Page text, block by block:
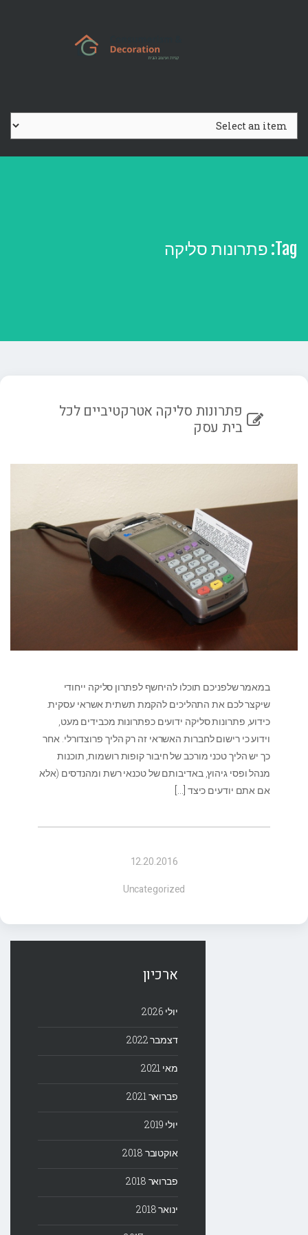
Tag: פתרונות סליקה
פתרונות סליקה אטרקטיביים לכל
בית עסק
במאמר שלפניכם תוכלו להיחשף לפתרון סליקה ייחודי
שיקצר לכם את התהליכים להקמת תשתית אשראי עסקית.
כידוע, פתרונות סליקה ידועים כפתרונות מכבידים מעט,
וידוע כי רישום לחברות האשראי זה רק הליך פרוצדורלי. אחר
כך יש הליך טכני מורכב של חיבור קופות רושמות, תוכנות
מנהל ופסי גיהוץ, באדיבותם של טכנאי רשת ומהנדסים (אלא
אם אתם יודעים כיצד […]
12.20.2016
Uncategorized
ארכיון
יולי 2026
דצמבר 2022
מאי 2021
פברואר 2021
יולי 2019
אוקטובר 2018
פברואר 2018
ינואר 2018